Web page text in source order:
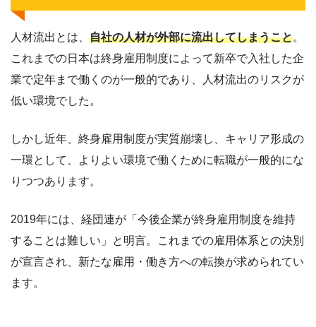
人材流出とは、 自社の人材が外部に流出してしまうこと。
これまでの日本は終身雇用制度によって新卒で入社した企
業で定年まで働くのが一般的であり、人材流出のリスクが
低い環境でした。
しかし近年、終身雇用制度が実質崩壊し、キャリア形成の
一環として、よりよい環境で働くために転職が一般的にな
りつつあります。
2019年には、経団連が「今後企業が終身雇用制度を維持
することは難しい」と明言。これまでの雇用体系との決別
が宣言され、新たな雇用・働き方への転換が求められてい
ます。